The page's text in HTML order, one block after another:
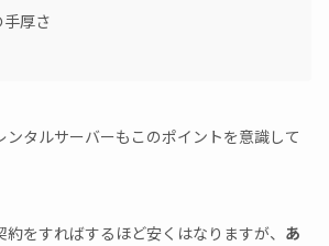
厚さ
ンタルサーバーもこのポイントを意識して
をすればするほど安くはなりますが、 あ